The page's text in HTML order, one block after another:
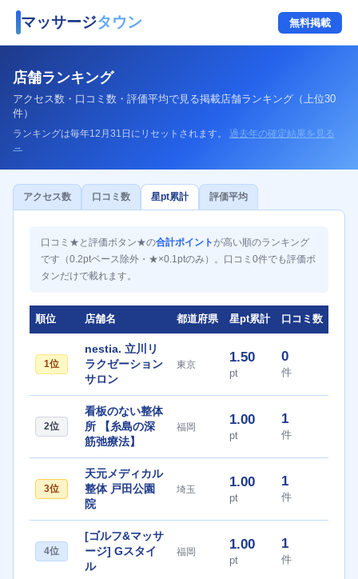
マッサージタウン 無料掲載
店舗ランキング
アクセス数・口コミ数・評価平均で見る掲載店舗ランキング（上位30
件）
ランキングは毎年12月31日にリセットされます。 過去年の確定結果を見る
→
アクセス数 口コミ数 星pt累計 評価平均
口コミ★と評価ボタン★の合計ポイントが高い順のランキング
です（0.2ptベース除外・★×0.1ptのみ）。口コミ0件でも評価ボ
タンだけで載れます。
順位 店舗名 都道府県 星pt累計 口コミ数
1位
nestia. 立川リ
ラクゼーション
サロン
東京 1.50
pt
0
件
2位
看板のない整体
所 【糸島の深
筋弛療法】
福岡 1.00
pt
1
件
3位
天元メディカル
整体 戸田公園
院
埼玉 1.00
pt
1
件
4位
[ゴルフ&マッサ
ージ] Gスタイ
ル
福岡 1.00
pt
1
件